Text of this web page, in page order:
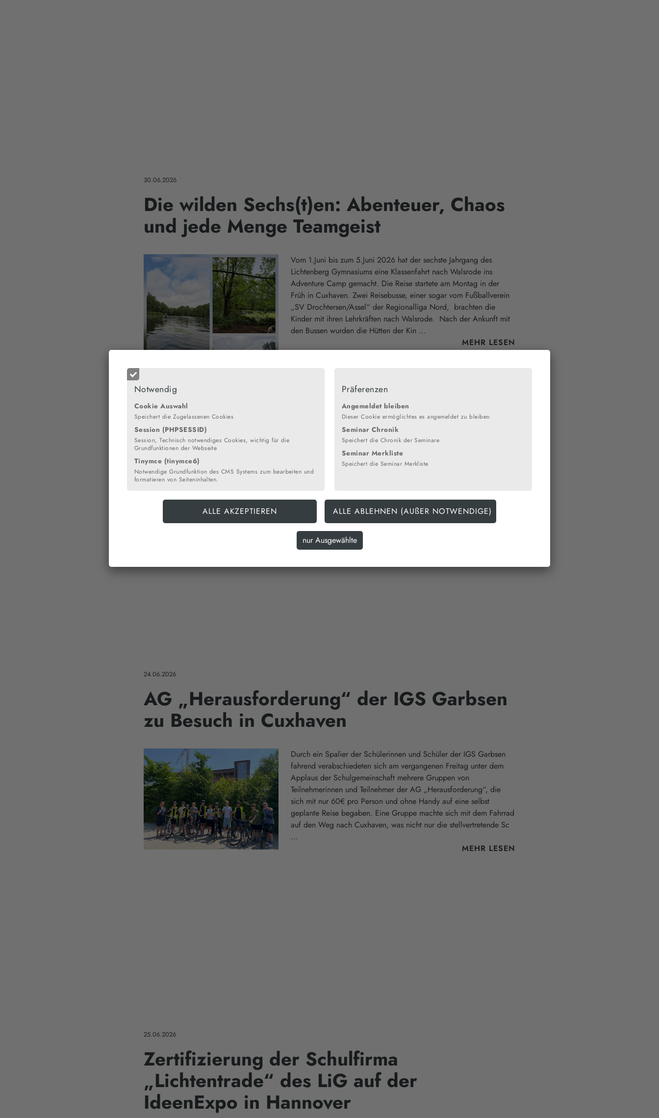
Notwendig
Cookie Auswahl
Speichert die Zugelassenen Cookies
Session (PHPSESSID)
Session, Technisch notwendiges Cookies, wichtig für die
Grundfunktionen der Webseite
Tinymce (tinymce6)
Notwendige Grundfunktion des CMS Systems zum bearbeiten und
formatieren von Seiteninhalten.
Präferenzen
Angemeldet bleiben
Dieser Cookie ermöglichtes es angemeldet zu bleiben
Seminar Chronik
Speichert die Chronik der Seminare
Seminar Merkliste
Speichert die Seminar Merkliste
Die wilden Sechs(t)en: Abenteuer, Chaos
und jede Menge Teamgeist
Vom 1.Juni bis zum 5.Juni 2026 hat der sechste Jahrgang des
Lichtenberg Gymnasiums eine Klassenfahrt nach Walsrode ins
Adventure Camp gemacht. Die Reise startete am Montag in der
Früh in Cuxhaven. Zwei Reisebusse, einer sogar vom Fußballverein
„SV Drochtersen/Assel“ der Regionalliga Nord, brachten die
Kinder mit ihren Lehrkräften nach Walsrode. Nach der Ankunft mit
den Bussen wurden die Hütten der Kin ...
MEHR LESEN
30.06.2026
AG „Herausforderung“ der IGS Garbsen
zu Besuch in Cuxhaven
Durch ein Spalier der Schülerinnen und Schüler der IGS Garbsen
fahrend verabschiedeten sich am vergangenen Freitag unter dem
Applaus der Schulgemeinschaft mehrere Gruppen von
Teilnehmerinnen und Teilnehmer der AG „Herausforderung“, die
sich mit nur 60€ pro Person und ohne Handy auf eine selbst
geplante Reise begaben. Eine Gruppe machte sich mit dem Fahrrad
auf den Weg nach Cuxhaven, was nicht nur die stellvertretende Sc
...
MEHR LESEN
24.06.2026
Zertifizierung der Schulfirma
„Lichtentrade“ des LiG auf der
IdeenExpo in Hannover
25.06.2026